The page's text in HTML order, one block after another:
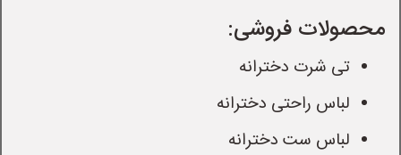
محصولات فروشی:
تی شرت دخترانه
لباس راحتی دخترانه
لباس ست دخترانه